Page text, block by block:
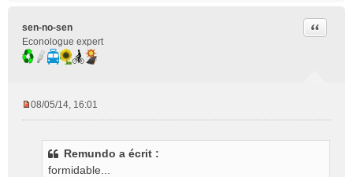
sen-no-sen
Econologue expert
Citer
08/05/14, 16:01
Remundo a écrit :
formidable...